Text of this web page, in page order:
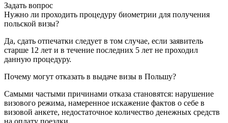
Задать вопрос
Нужно ли проходить процедуру биометрии для получения
польской визы?
Да, сдать отпечатки следует в том случае, если заявитель
старше 12 лет и в течение последних 5 лет не проходил
данную процедуру.
Почему могут отказать в выдаче визы в Польшу?
Самыми частыми причинами отказа становятся: нарушение
визового режима, намеренное искажение фактов о себе в
визовой анкете, недостаточное количество денежных средств
на оплату поездки.